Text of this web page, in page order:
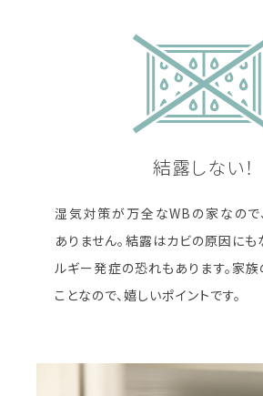
結露しない！
湿気対策が万全なWBの家なので
ありません。結露はカビの原因にも
ルギー発症の恐れもあります。家
ことなので、嬉しいポイントです。